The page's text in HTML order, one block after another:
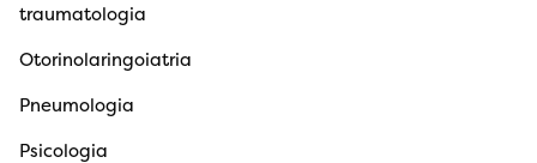
traumatologia
Otorinolaringoiatria
Pneumologia
Psicologia